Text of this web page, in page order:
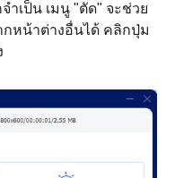
ำเป็น เมนู "ตัด" จะช่วย
หน้าต่างอื่นได้ คลิกปุ่ม